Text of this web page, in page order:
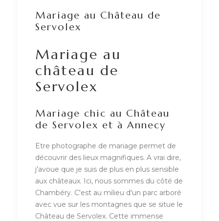
Mariage au Château de
Servolex
Mariage au
château de
Servolex
Mariage chic au Château
de Servolex et à Annecy
Etre photographe de mariage permet de
découvrir des lieux magnifiques. A vrai dire,
j'avoue que je suis de plus en plus sensible
aux châteaux. Ici, nous sommes du côté de
Chambéry. C'est au milieu d'un parc arboré
avec vue sur les montagnes que se situe le
Château de Servolex. Cette immense